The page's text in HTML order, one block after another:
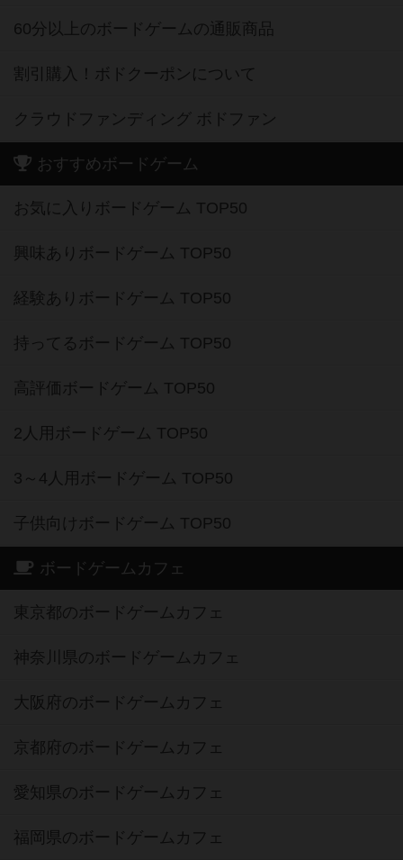
60分以上のボードゲームの通販商品
割引購入！ボドクーポンについて
クラウドファンディング ボドファン
おすすめボードゲーム
お気に入りボードゲーム TOP50
興味ありボードゲーム TOP50
経験ありボードゲーム TOP50
持ってるボードゲーム TOP50
高評価ボードゲーム TOP50
2人用ボードゲーム TOP50
3～4人用ボードゲーム TOP50
子供向けボードゲーム TOP50
ボードゲームカフェ
東京都のボードゲームカフェ
神奈川県のボードゲームカフェ
大阪府のボードゲームカフェ
京都府のボードゲームカフェ
愛知県のボードゲームカフェ
福岡県のボードゲームカフェ